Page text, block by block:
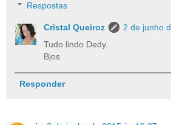
Respostas
Cristal Queiroz
2 de junho
Tudo lindo Dedy.
Bjos
Responder